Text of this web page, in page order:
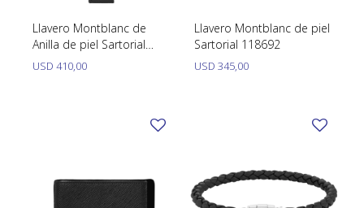
Llavero Montblanc de
Anilla de piel Sartorial
130747
USD 410,00
Llavero Montblanc de piel
Sartorial 118692
USD 345,00